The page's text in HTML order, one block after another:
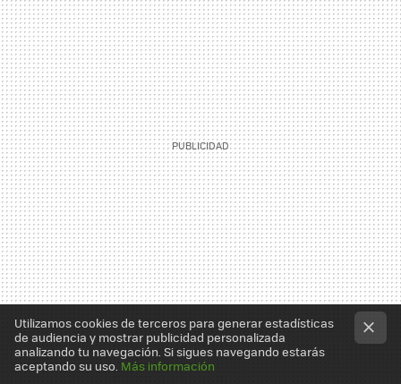
Utilizamos cookies de terceros para generar estadísticas
de audiencia y mostrar publicidad personalizada
analizando tu navegación. Si sigues navegando estarás
aceptando su uso. Más información